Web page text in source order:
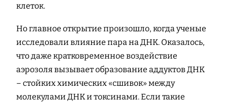
клеток.
Но главное открытие произошло, когда ученые
исследовали влияние пара на ДНК. Оказалось,
что даже кратковременное воздействие
аэрозоля вызывает образование аддуктов ДНК
– стойких химических «сшивок» между
молекулами ДНК и токсинами. Если такие